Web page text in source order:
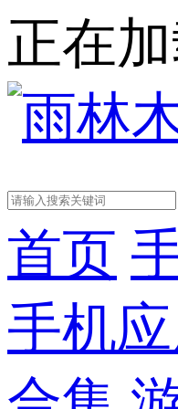
正在
首页
手机应